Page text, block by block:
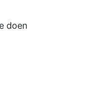
doen